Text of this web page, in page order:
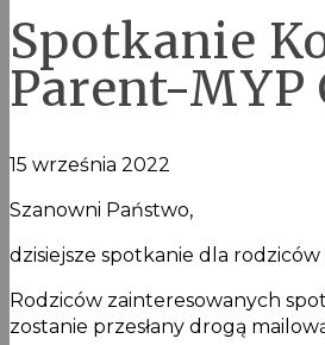
Spotkanie
Parent-
15 września 2022
Szanowni Państwo,
dzisiejsze spotkanie dla
Rodziców zainteresowanych
zostanie przesłany drogą